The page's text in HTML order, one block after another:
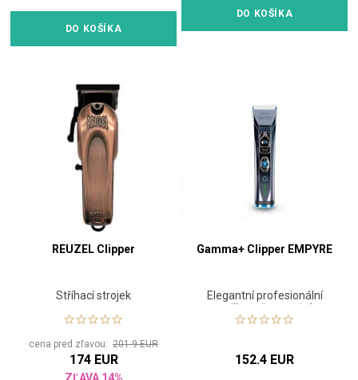
DO KOŠÍKA
DO KOŠÍKA
REUZEL Clipper
Stříhací strojek
cena pred zľavou: 201.9 EUR
174 EUR
Gamma+ Clipper EMPYRE
Elegantní profesionální
zastřihovač s rotačním
motorem
152.4 EUR